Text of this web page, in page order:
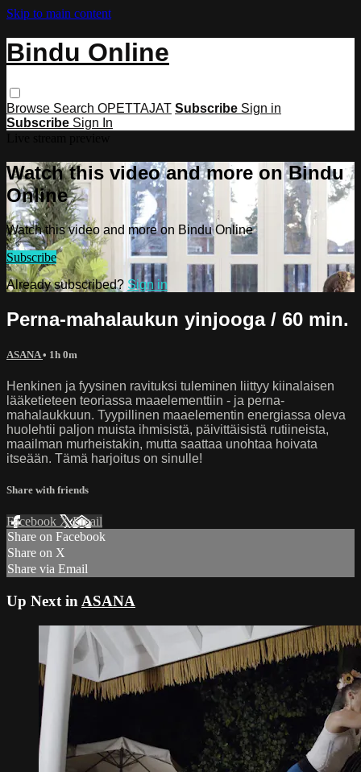
Skip to main content
Bindu Online
Browse Search OPETTAJAT Subscribe Sign in
Subscribe Sign In
Watch this video and more on Bindu
Online
Watch this video and more on Bindu Online
Subscribe
Already subscribed? Sign in
Perna-mahalaukun yinjooga / 60 min.
ASANA• 1h 0m
Henkinen ja fyysinen ravituksi tuleminen liittyy kiinalaisen
lääketieteen teoriassa maaelementtiin - ja perna-
mahalaukkuun. Tyypillinen maaelementin energiassa oleva
huolehtii paljon muista ihmisistä, päivittäisistä rutiineista,
maailman murheistakin, mutta saattaa unohtaa hoivata
itseään. Tämä harjoitus on sinulle!
Share with friends
Facebook XEmail
Share on Facebook
Share on X
Share via Email
Up Next in ASANA